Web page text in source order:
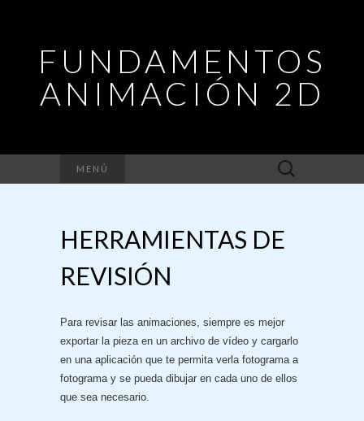
FUNDAMENTOS
ANIMACIÓN 2D
MENÚ Buscar:
HERRAMIENTAS DE
REVISIÓN
Para revisar las animaciones, siempre es mejor
exportar la pieza en un archivo de vídeo y cargarlo
en una aplicación que te permita verla fotograma a
fotograma y se pueda dibujar en cada uno de ellos
que sea necesario.